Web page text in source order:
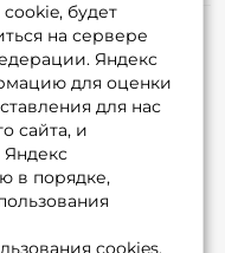
будет
на сервере
Яндекс
для оценки
для нас
сайта, и
Яндекс
в порядке,
cookies,